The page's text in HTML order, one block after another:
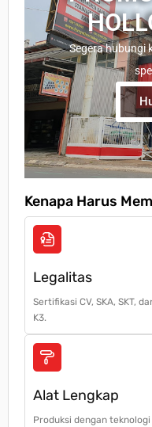
Segera hubungi
Kenapa Harus
Legalitas
Sertifikasi CV, SKA, SKT,
K3.
Alat Lengkap
Produksi dengan teknologi